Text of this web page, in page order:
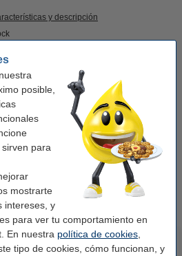
posible,
para
mostrarte
intereses, y
para ver tu comportamiento en
En nuestra política de cookies
tipo de cookies, cómo funcionan, y
y descripción
estas etiquetas en lugar de las
destacados